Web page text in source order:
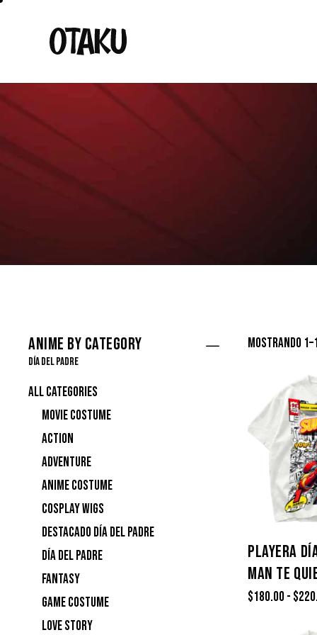
Mostrando
PLAYERA
MAN TE
$180.00- $
Anime by Category
Día del Padre
All categories
Movie Costume
Action
Adventure
Anime Costume
Cosplay Wigs
Destacado Día del Padre
Día del Padre
Fantasy
Game Costume
Love story